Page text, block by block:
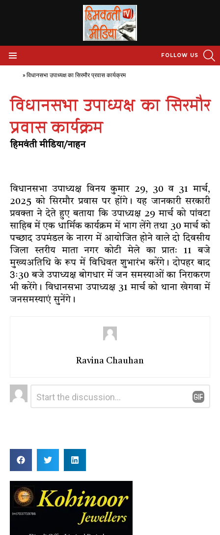
FOLLOW US
» विधानसभा उपाध्यक्ष का सिरमौर प्रवास कार्यक्रम
विधानसभा उपाध्यक्ष का सिरमौर
प्रवास कार्यक्रम
हिमवंती मीडिया/नाहन
विधानसभा उपाध्यक्ष विनय कुमार 29, 30 व 31 मार्च,
2025 को सिरमौर प्रवास पर होंगे। यह जानकारी सरकारी
प्रवक्ता ने देते हुए बताया कि उपाध्यक्ष 29 मार्च को पांवटा
साहिब में एक धार्मिक कार्यक्रम में भाग लेंगे तथा 30 मार्च को
पच्छाद उपमंडल के नारग में आयोजित होने वाले दो दिवसीय
जिला स्तरीय माता नगर कोटी मेले का प्रातः 11 बजे
मुख्यअतिथि के रूप में विधिवत शुभारंभ करेंगे। दोपहर बाद
3ः30 बजे उपाध्यक्ष बोगधार में जन समस्याओं का निराकरण
भी करेंगे। विधानसभा उपाध्यक्ष 31 मार्च को थाना खेगवा में
जनसमस्याएं सुनेंगे।
Ravina Chauhan
Leave
a
Comment